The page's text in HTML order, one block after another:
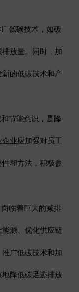
低碳技术，如碳
放量。同时，加
的低碳技术和产
节能意识，是降
业应加强对员工
和方法，积极参
临着巨大的减排
源、优化供应链
广低碳技术和加
降低碳足迹排放